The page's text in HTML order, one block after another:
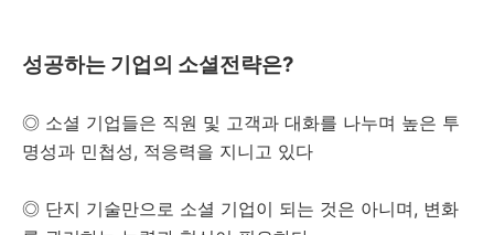
성공하는 기업의 소셜전략은?
◎ 소셜 기업들은 직원 및 고객과 대화를 나누며 높은 투
명성과 민첩성, 적응력을 지니고 있다
◎ 단지 기술만으로 소셜 기업이 되는 것은 아니며, 변화